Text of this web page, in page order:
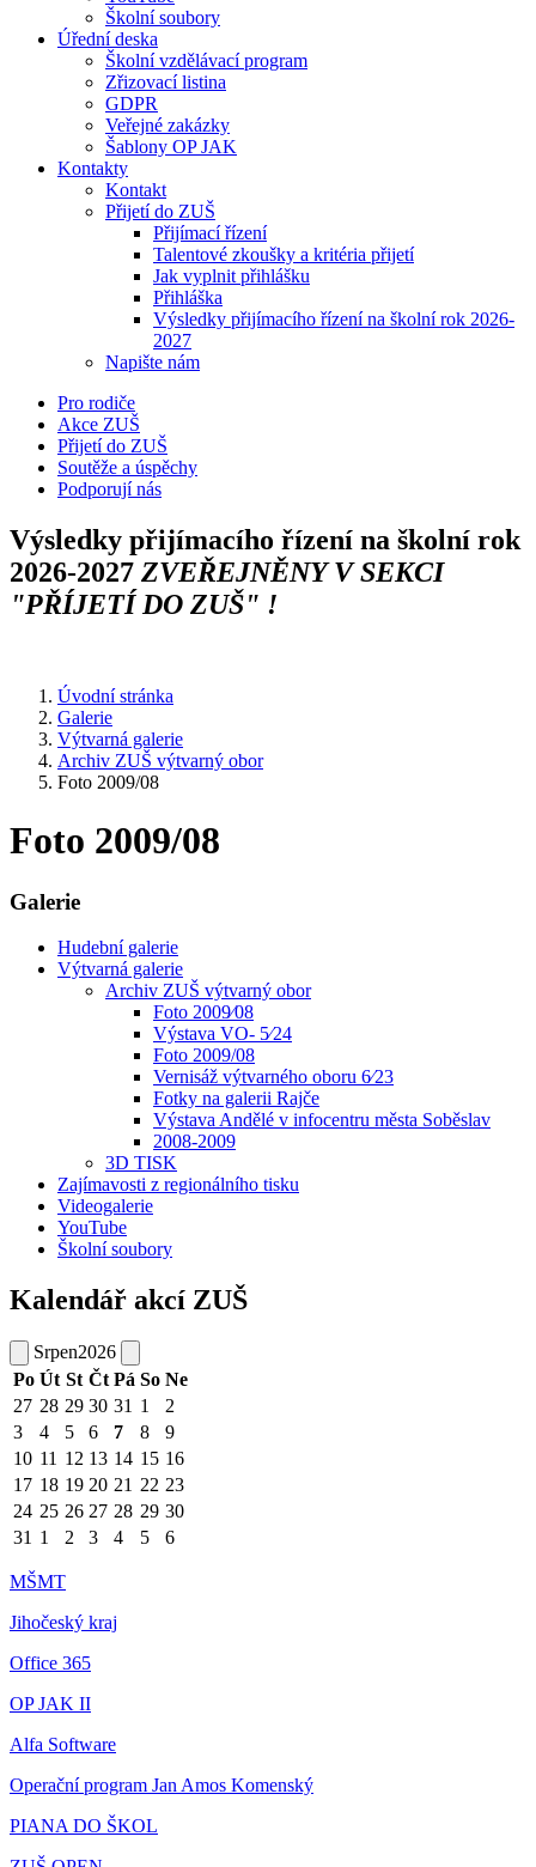
Školní soubory
Úřední deska
Školní vzdělávací program
Zřizovací listina
GDPR
Veřejné zakázky
Šablony OP JAK
Kontakty
Kontakt
Přijetí do ZUŠ
Přijímací řízení
Talentové zkoušky a kritéria přijetí
Jak vyplnit přihlášku
Přihláška
Výsledky přijímacího řízení na školní rok 2026-
2027
Napište nám
Pro rodiče
Akce ZUŠ
Přijetí do ZUŠ
Soutěže a úspěchy
Podporují nás
Výsledky přijímacího řízení na školní rok
2026-2027 ZVEŘEJNĚNY V SEKCI
"PŘÍJETÍ DO ZUŠ" !
Úvodní stránka
Galerie
Výtvarná galerie
Archiv ZUŠ výtvarný obor
Foto 2009/08
Foto 2009/08
Galerie
Hudební galerie
Výtvarná galerie
Archiv ZUŠ výtvarný obor
Foto 2009⁄08
Výstava VO- 5⁄24
Foto 2009/08
Vernisáž výtvarného oboru 6⁄23
Fotky na galerii Rajče
Výstava Andělé v infocentru města Soběslav
2008-2009
3D TISK
Zajímavosti z regionálního tisku
Videogalerie
YouTube
Školní soubory
Kalendář akcí ZUŠ
Srpen2026
Po Út St Čt Pá So Ne
27 28 29 30 31 1
2
3
4 5 6 7 8
9
10 11 12 13 14 15 16
17 18 19 20 21 22 23
24 25 26 27 28 29 30
31 1 2 3 4 5 6
MŠMT
Jihočeský kraj
Office 365
OP JAK II
Alfa Software
Operační program Jan Amos Komenský
PIANA DO ŠKOL